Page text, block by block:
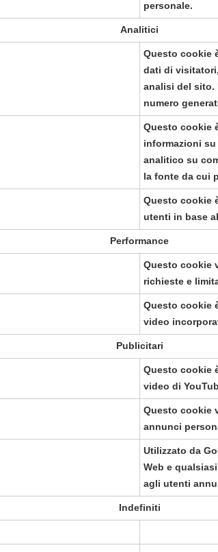
personale.
Analitici
Questo cookie
dati di
analisi del sito.
numero
Questo cookie
informazioni
analitico su
la fonte da cui
Questo cookie
utenti in base
Performance
Questo cookie
richieste e
Questo cookie
video
Publicitari
Questo cookie
video di
Questo cookie
annunci
Utilizzato da
Web e
agli utenti
Indefiniti